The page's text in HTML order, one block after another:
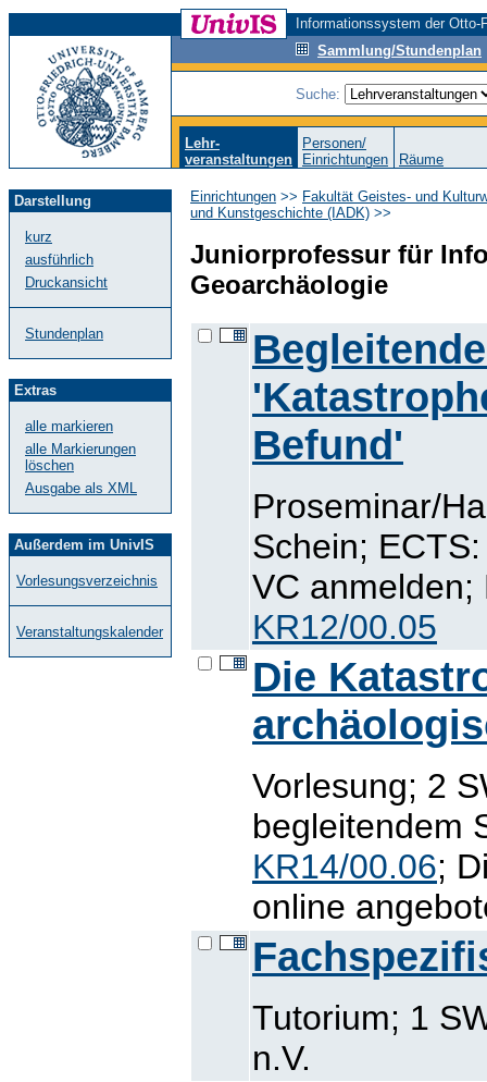
Informationssystem der
Sammlung/Stundenplan
Suche:
Lehr-
veranstaltungen
Personen/
Einrichtungen
Räume
Darstellung
kurz
ausführlich
Druckansicht
Stundenplan
Extras
alle markieren
alle Markierungen
löschen
Ausgabe als XML
Außerdem im UnivIS
Vorlesungsverzeichnis
Veranstaltungskalender
Einrichtungen >> Fakultät Geistes- und
und Kunstgeschichte (IADK) >>
Juniorprofessur für
Geoarchäologie
Befund'
Proseminar/
Schein;
VC anmelden;
KR12/00.05
Die
Vorlesung; 2
begleitendem
KR14/00.06;
online
Tutorium; 1
n.V.